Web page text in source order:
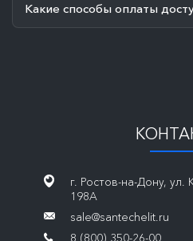
Какие способы оплаты
г. Ростов-на-Дону, ул.
198А
sale@santechelit.ru
8 (800) 350-26-00